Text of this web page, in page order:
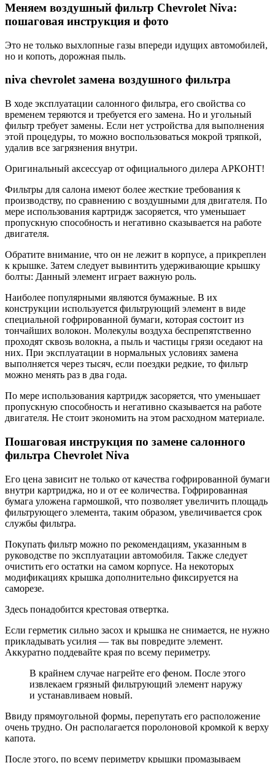
Меняем воздушный фильтр Chevrolet Niva:
пошаговая инструкция и фото
Это не только выхлопные газы впереди идущих автомобилей,
но и копоть, дорожная пыль.
niva chevrolet замена воздушного фильтра
В ходе эксплуатации салонного фильтра, его свойства со
временем теряются и требуется его замена. Но и угольный
фильтр требует замены. Если нет устройства для выполнения
этой процедуры, то можно воспользоваться мокрой тряпкой,
удалив все загрязнения внутри.
Оригинальный аксессуар от официального дилера АРКОНТ!
Фильтры для салона имеют более жесткие требования к
производству, по сравнению с воздушными для двигателя. По
мере использования картридж засоряется, что уменьшает
пропускную способность и негативно сказывается на работе
двигателя.
Обратите внимание, что он не лежит в корпусе, а прикреплен
к крышке. Затем следует вывинтить удерживающие крышку
болты: Данный элемент играет важную роль.
Наиболее популярными являются бумажные. В их
конструкции используется фильтрующий элемент в виде
специальной гофрированной бумаги, которая состоит из
тончайших волокон. Молекулы воздуха беспрепятственно
проходят сквозь волокна, а пыль и частицы грязи оседают на
них. При эксплуатации в нормальных условиях замена
выполняется через тысяч, если поездки редкие, то фильтр
можно менять раз в два года.
По мере использования картридж засоряется, что уменьшает
пропускную способность и негативно сказывается на работе
двигателя. Не стоит экономить на этом расходном материале.
Пошаговая инструкция по замене салонного
фильтра Chevrolet Niva
Его цена зависит не только от качества гофрированной бумаги
внутри картриджа, но и от ее количества. Гофрированная
бумага уложена гармошкой, что позволяет увеличить площадь
фильтрующего элемента, таким образом, увеличивается срок
службы фильтра.
Покупать фильтр можно по рекомендациям, указанным в
руководстве по эксплуатации автомобиля. Также следует
очистить его остатки на самом корпусе. На некоторых
модификациях крышка дополнительно фиксируется на
саморезе.
Здесь понадобится крестовая отвертка.
Если герметик сильно засох и крышка не снимается, не нужно
прикладывать усилия — так вы повредите элемент.
Аккуратно поддевайте края по всему периметру.
В крайнем случае нагрейте его феном. После этого
извлекаем грязный фильтрующий элемент наружу
и устанавливаем новый.
Ввиду прямоугольной формы, перепутать его расположение
очень трудно. Он располагается поролоновой кромкой к верху
капота.
После этого, по всему периметру крышки промазываем